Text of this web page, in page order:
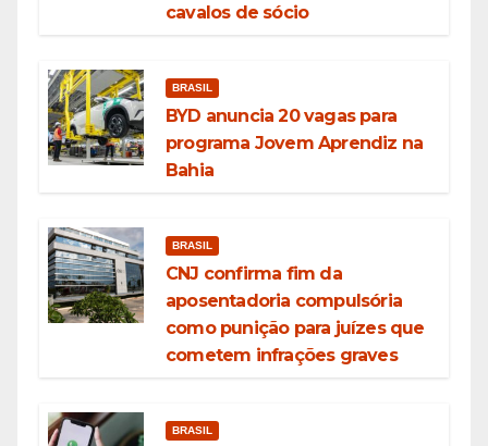
cavalos de sócio
BRASIL
BYD anuncia 20 vagas para
programa Jovem Aprendiz na
Bahia
BRASIL
CNJ confirma fim da
aposentadoria compulsória
como punição para juízes que
cometem infrações graves
BRASIL